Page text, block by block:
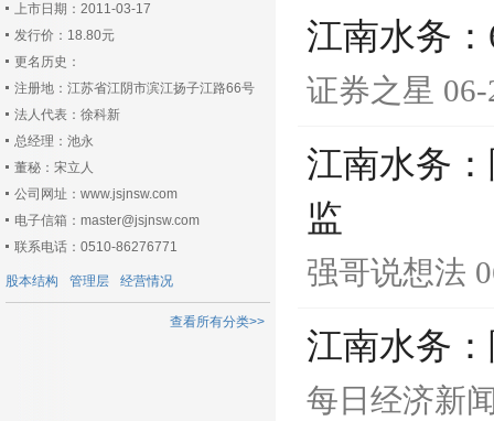
上市日期：2011-03-17
发行价：18.80元
更名历史：
注册地：江苏省江阴市滨江扬子江路66号
法人代表：徐科新
总经理：池永
董秘：宋立人
公司网址：www.jsjnsw.com
电子信箱：master@jsjnsw.com
联系电话：0510-86276771
股本结构 管理层 经营情况
查看所有分类>>
江南水务
证券之星
江南水务
监
强哥说想法
江南水务
每日经济新